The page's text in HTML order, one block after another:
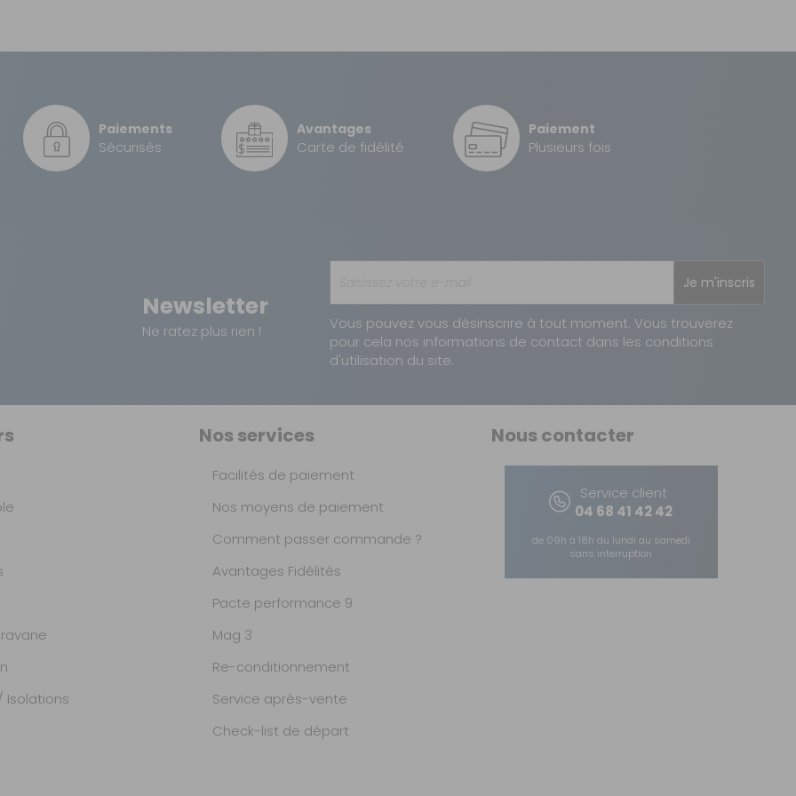
7,90 €
Paiements
Sécurisés
Avantages
Carte de fidélité
Paiement
Plusieurs fois
Newsletter
Ne ratez plus rien !
Je m'inscris
Vous pouvez vous désinscrire à tout moment. Vous trouverez
pour cela nos informations de contact dans les conditions
d'utilisation du site.
Isolations
Nos services
Facilités de paiement
Nos moyens de paiement
Comment passer commande ?
Avantages Fidélités
Pacte performance 9
Mag 3
Re-conditionnement
Service après-vente
Check-list de départ
Nous contacter
Service client
04 68 41 42 42
de 09h à 18h du lundi au samedi
sans interruption